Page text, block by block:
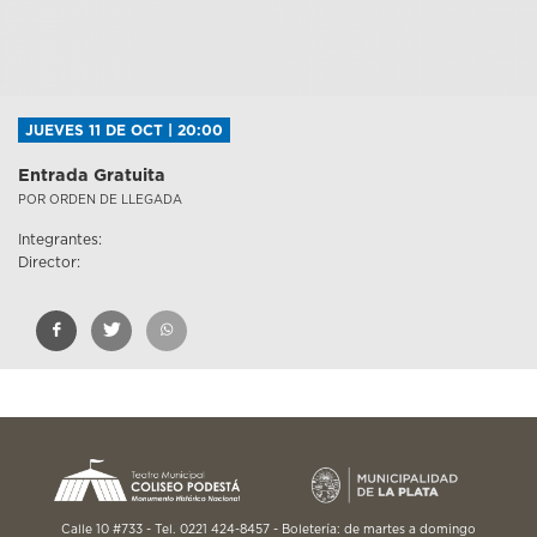
JUEVES 11 DE OCT | 20:00
Entrada Gratuita
POR ORDEN DE LLEGADA
Integrantes:
Director:
Calle 10 #733 - Tel. 0221 424-8457 - Boletería: de martes a domingo